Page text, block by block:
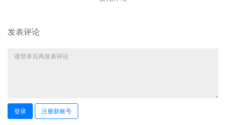
发表评论
登录 注册新账号